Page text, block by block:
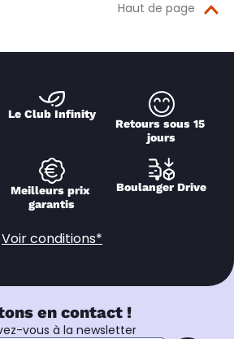
Haut de page
Le Club Infinity
Retours sous 15
jours
Meilleurs prix
garantis
Boulanger Drive
Voir conditions*
en contact !
vous à la newsletter